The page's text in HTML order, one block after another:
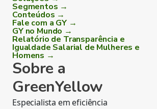
Segmentos →
Conteúdos →
Fale com a GY →
GY no Mundo →
Relatório de Transparência e
Igualdade Salarial de Mulheres e
Homens →
Sobre a
GreenYellow
Especialista em eficiência